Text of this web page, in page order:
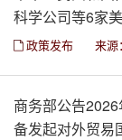
科学公司等6家
政策发布 来源
商务部公告
备发起对外贸易